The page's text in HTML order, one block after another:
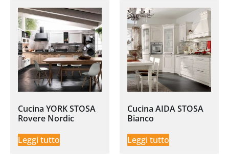
Cucina YORK STOSA
Rovere Nordic
Leggi tutto
Cucina AIDA STOSA
Bianco
Leggi tutto